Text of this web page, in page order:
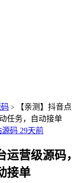
> 【亲测】抖音点
任务，自动接单
源码 29天前
运营级源码，
接单